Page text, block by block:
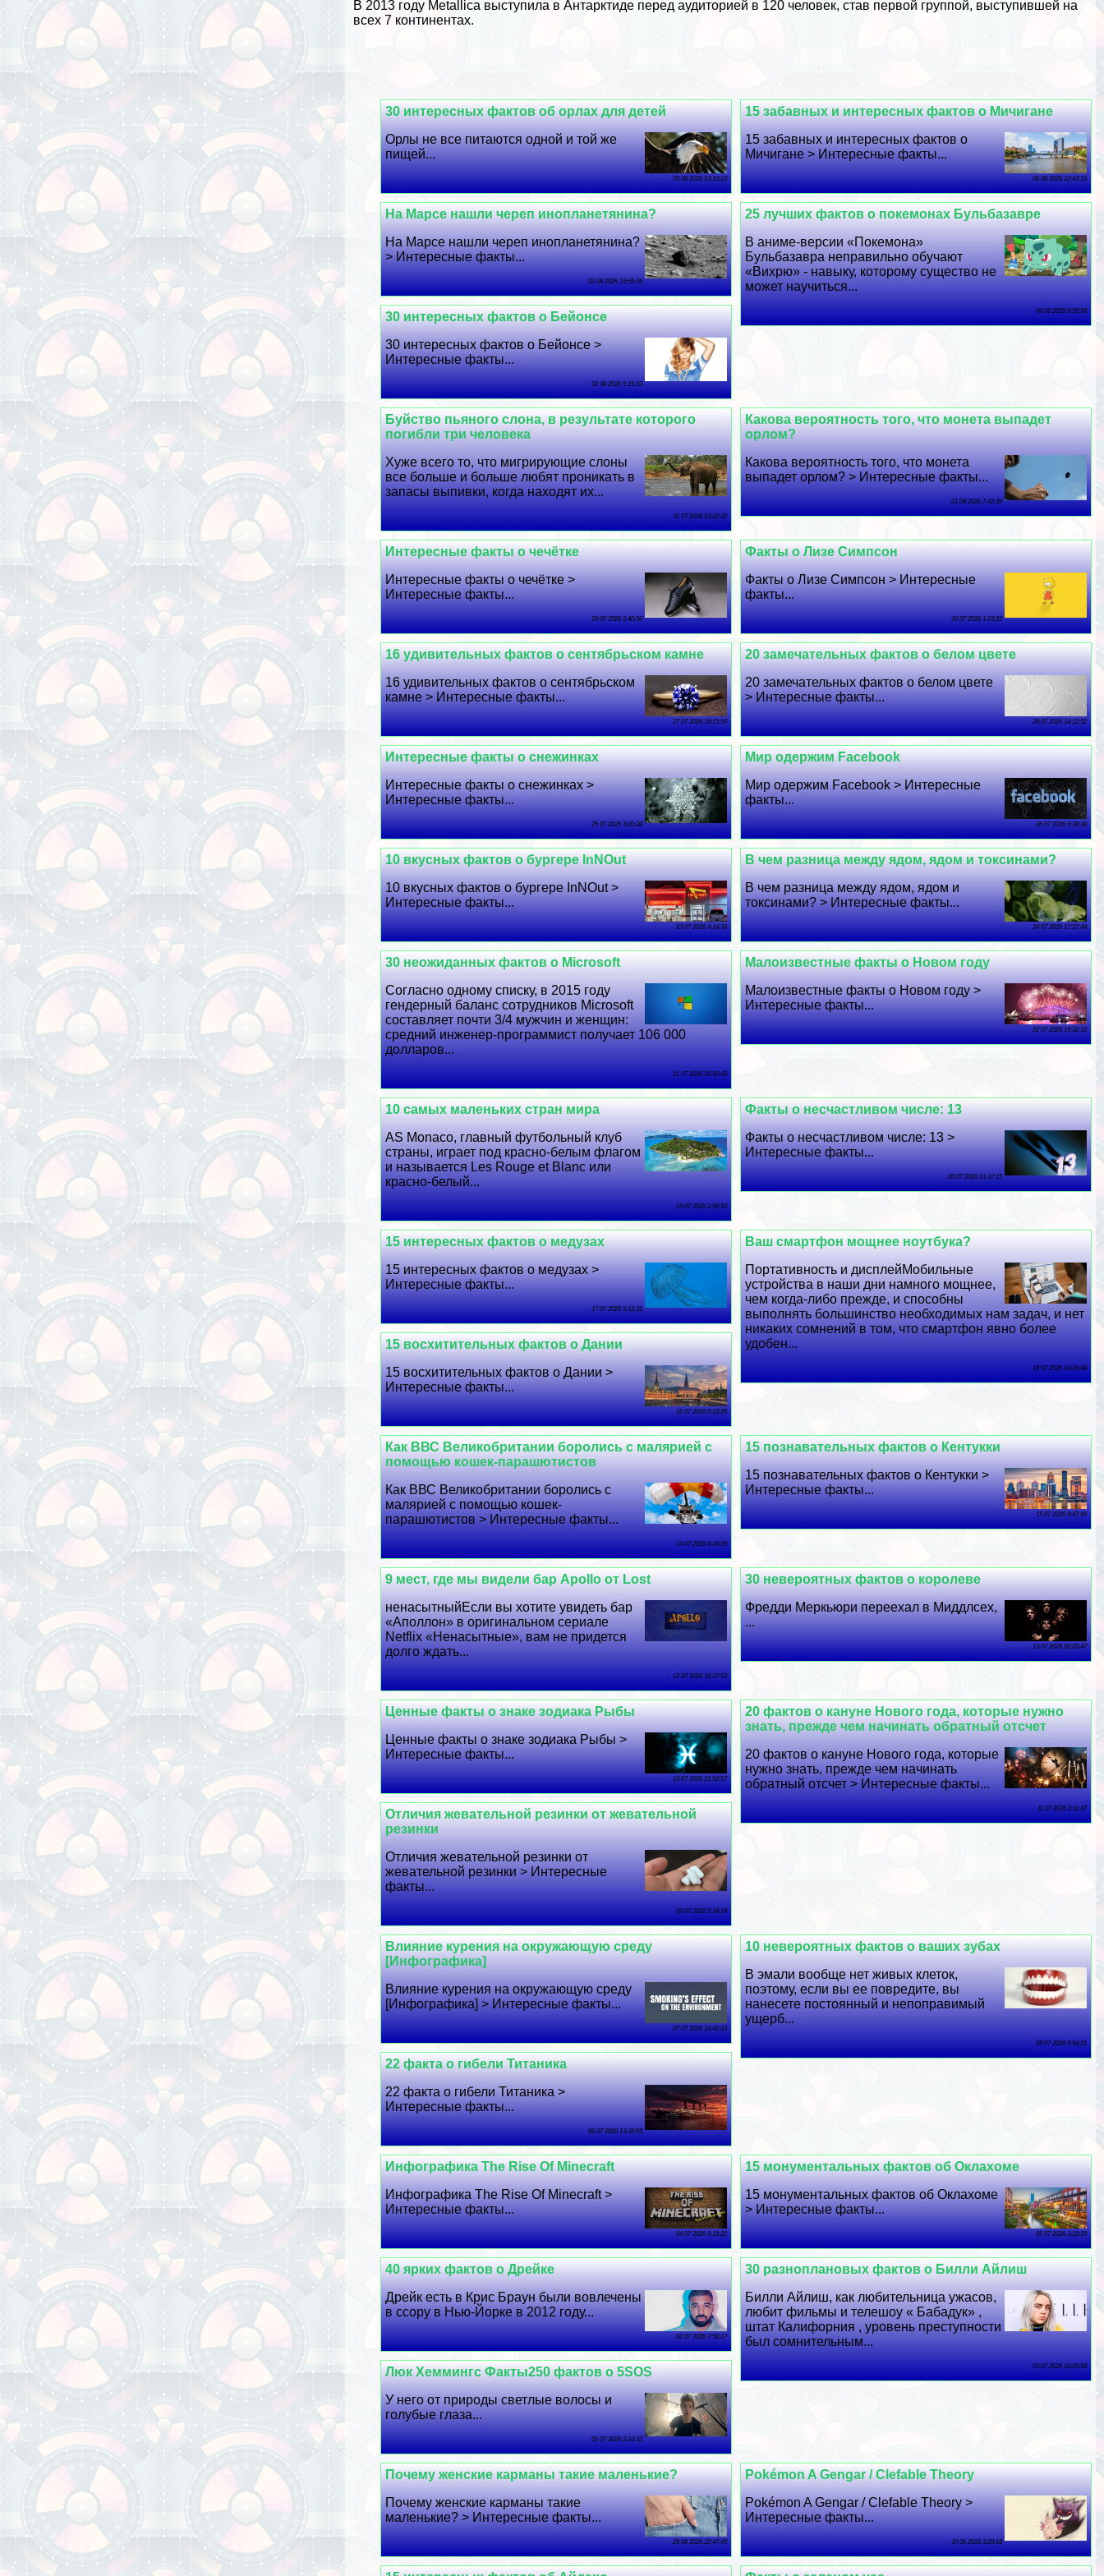
В 2013 году Metallica выступила в Антарктиде перед аудиторией в 120 человек, став первой группой, выступившей на
всех 7 континентах.
15 забавных и интересных фактов о Мичигане
15 забавных и интересных фактов о
Мичигане > Интересные факты...
06 08 2026 12:43:15
30 интересных фактов об орлах для детей
Орлы не все питаются одной и той же
пищей...
05 08 2026 23:10:23
25 лучших фактов о покемонах Бульбазавре
В аниме-версии «Покемона»
Бульбазавра неправильно обучают
«Вихрю» - навыку, которому существо не
может научиться...
04 08 2026 8:50:58
На Марсе нашли череп инопланетянина?
На Марсе нашли череп инопланетянина?
> Интересные факты...
03 08 2026 19:55:35
30 интересных фактов о Бейонсе
30 интересных фактов о Бейонсе >
Интересные факты...
02 08 2026 9:15:10
Какова вероятность того, что монета выпадет
орлом?
Какова вероятность того, что монета
выпадет орлом? > Интересные факты...
01 08 2026 7:42:49
Буйство пьяного слона, в результате которого
погибли три человека
Хуже всего то, что мигрирующие слоны
все больше и больше любят проникать в
запасы выпивки, когда находят их...
31 07 2026 23:22:32
Факты о Лизе Симпсон
Факты о Лизе Симпсон > Интересные
факты...
30 07 2026 1:23:22
Интересные факты о чечётке
Интересные факты о чечётке >
Интересные факты...
29 07 2026 2:40:56
20 замечательных фактов о белом цвете
20 замечательных фактов о белом цвете
> Интересные факты...
28 07 2026 14:12:52
16 удивительных фактов о сентябрьском камне
16 удивительных фактов о сентябрьском
камне > Интересные факты...
27 07 2026 18:15:59
Мир одержим Facebook
Мир одержим Facebook > Интересные
факты...
26 07 2026 5:38:38
Интересные факты о снежинках
Интересные факты о снежинках >
Интересные факты...
25 07 2026 3:20:38
В чем разница между ядом, ядом и токсинами?
В чем разница между ядом, ядом и
токсинами? > Интересные факты...
24 07 2026 17:27:44
10 вкусных фактов о бургере InNOut
10 вкусных фактов о бургере InNOut >
Интересные факты...
23 07 2026 4:14:39
Малоизвестные факты о Новом году
Малоизвестные факты о Новом году >
Интересные факты...
22 07 2026 19:32:10
30 неожиданных фактов о Microsoft
Согласно одному списку, в 2015 году
гендерный баланс сотрудников Microsoft
составляет почти 3/4 мужчин и женщин:
средний инженер-программист получает 106 000
долларов...
21 07 2026 20:50:43
Факты о несчастливом числе: 13
Факты о несчастливом числе: 13 >
Интересные факты...
20 07 2026 21:37:15
10 самых маленьких стран мира
AS Monaco, главный футбольный клуб
страны, играет под красно-белым флагом
и называется Les Rouge et Blanc или
красно-белый...
19 07 2026 2:58:10
Ваш смартфон мощнее ноутбука?
Портативность и дисплейМобильные
устройства в наши дни намного мощнее,
чем когда-либо прежде, и способны
выполнять большинство необходимых нам задач, и нет
никаких сомнений в том, что смартфон явно более
удобен...
18 07 2026 14:39:48
15 интересных фактов о медузах
15 интересных фактов о медузах >
Интересные факты...
17 07 2026 5:12:31
15 восхитительных фактов о Дании
15 восхитительных фактов о Дании >
Интересные факты...
16 07 2026 0:18:26
15 познавательных фактов о Кентукки
15 познавательных фактов о Кентукки >
Интересные факты...
15 07 2026 9:47:49
Как ВВС Великобритании боролись с малярией с
помощью кошек-парашютистов
Как ВВС Великобритании боролись с
малярией с помощью кошек-
парашютистов > Интересные факты...
14 07 2026 8:34:39
30 невероятных фактов о королеве
Фредди Меркьюри переехал в Миддлсех,
...
13 07 2026 20:20:47
9 мест, где мы видели бар Apollo от Lost
ненасытныйЕсли вы хотите увидеть бар
«Аполлон» в оригинальном сериале
Netflix «Ненасытные», вам не придется
долго ждать...
12 07 2026 16:37:53
20 фактов о кануне Нового года, которые нужно
знать, прежде чем начинать обратный отсчет
20 фактов о кануне Нового года, которые
нужно знать, прежде чем начинать
обратный отсчет > Интересные факты...
11 07 2026 2:11:47
Ценные факты о знаке зодиака Рыбы
Ценные факты о знаке зодиака Рыбы >
Интересные факты...
10 07 2026 21:52:57
Отличия жевательной резинки от жевательной
резинки
Отличия жевательной резинки от
жевательной резинки > Интересные
факты...
09 07 2026 5:34:24
10 невероятных фактов о ваших зубах
В эмали вообще нет живых клеток,
поэтому, если вы ее повредите, вы
нанесете постоянный и непоправимый
ущерб...
08 07 2026 5:54:21
Влияние курения на окружающую среду
[Инфографика]
Влияние курения на окружающую среду
[Инфографика] > Интересные факты...
07 07 2026 14:42:33
22 факта о гибели Титаника
22 факта о гибели Титаника >
Интересные факты...
06 07 2026 13:39:55
15 монументальных фактов об Оклахоме
15 монументальных фактов об Оклахоме
> Интересные факты...
05 07 2026 3:19:29
Инфографика The Rise Of Minecraft
Инфографика The Rise Of Minecraft >
Интересные факты...
04 07 2026 9:19:22
30 разноплановых фактов о Билли Айлиш
Билли Айлиш, как любительница ужасов,
любит фильмы и телешоу « Бабадук» ,
штат Калифорния , уровень преступности
был сомнительным...
03 07 2026 16:20:59
40 ярких фактов о Дрейке
Дрейк есть в Крис Браун были вовлечены
в ссору в Нью-Йорке в 2012 году...
02 07 2026 7:58:27
Люк Хеммингс Факты250 фактов о 5SOS
У него от природы светлые волосы и
гoлyбые глаза...
01 07 2026 2:33:32
Pokémon A Gengar / Clefable Theory
Pokémon A Gengar / Clefable Theory >
Интересные факты...
30 06 2026 3:29:18
Почему женские карманы такие маленькие?
Почему женские карманы такие
маленькие? > Интересные факты...
29 06 2026 22:47:45